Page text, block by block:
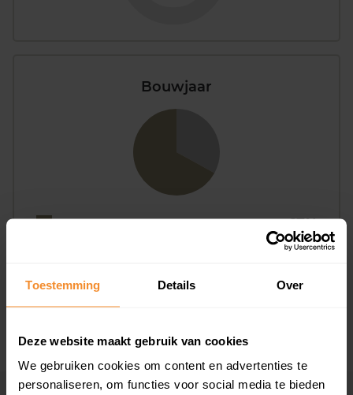
Toestemming Details Over
Deze website maakt gebruik van cookies
We gebruiken cookies om content en advertenties te
personaliseren, om functies voor social media te bieden
Bouwjaar
T/m 1945
67%
0%
1981 - 2007
0%